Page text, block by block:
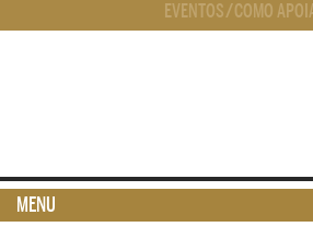
EVENTOS/COMO
MENU